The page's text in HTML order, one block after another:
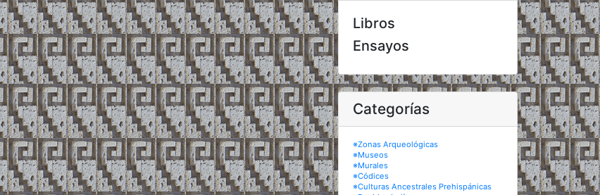
Libros
Ensayos
Categorías
※Zonas Arqueológicas
※Museos
※Murales
※Códices
※Culturas Ancestrales Prehispánicas